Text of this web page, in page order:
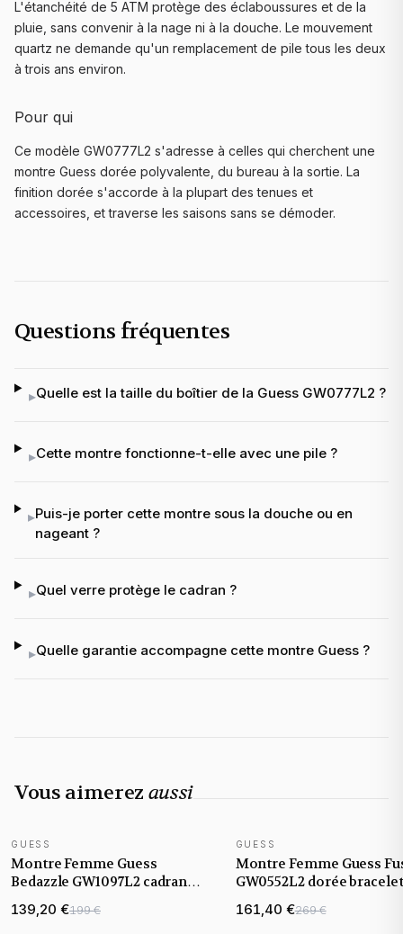
L'étanchéité de 5 ATM protège des éclaboussures et de la
pluie, sans convenir à la nage ni à la douche. Le mouvement
quartz ne demande qu'un remplacement de pile tous les deux
à trois ans environ.
Pour qui
Ce modèle GW0777L2 s'adresse à celles qui cherchent une
montre Guess dorée polyvalente, du bureau à la sortie. La
finition dorée s'accorde à la plupart des tenues et
accessoires, et traverse les saisons sans se démoder.
Questions fréquentes
▸Quelle est la taille du boîtier de la Guess GW0777L2 ?
▸Cette montre fonctionne-t-elle avec une pile ?
▸Puis-je porter cette montre sous la douche ou en
nageant ?
▸Quel verre protège le cadran ?
▸Quelle garantie accompagne cette montre Guess ?
Vous aimerez aussi
NOUVEAUTÉ
GUESS
Montre Femme Guess
Bedazzle GW1097L2 cadran
champagne doré bracelet
acier
139,20 €199 €
NOUVEAUTÉ
GUESS
Montre Femme Guess
GW0552L2 dorée bracelet
maillons acier
161,40 €269 €